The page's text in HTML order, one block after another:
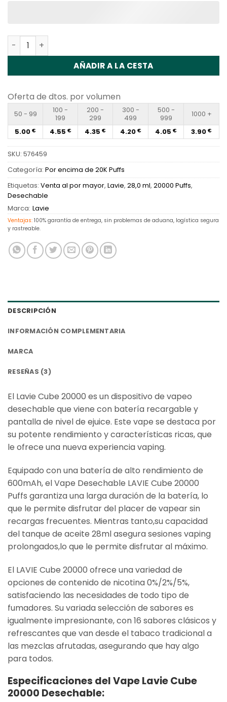
Cantidad Lavie Cube 20000 Puffs Disposable Vape
AÑADIR A LA CESTA
Oferta de dtos. por volumen
50 - 99
100 -
199
200 -
299
300 -
499
500 -
999
1000 +
5.00 € 4.55 € 4.35 € 4.20 € 4.05 € 3.90 €
SKU: 576459
Categoría: Por encima de 20K Puffs
Etiquetas: Venta al por mayor, Lavie, 28,0 ml, 20000 Puffs,
Desechable
Marca: Lavie
Ventajas: 100% garantía de entrega, sin problemas de aduana, logística segura
y rastreable.
DESCRIPCIÓN
INFORMACIÓN COMPLEMENTARIA
MARCA
RESEÑAS (3)
El Lavie Cube 20000 es un dispositivo de vapeo
desechable que viene con batería recargable y
pantalla de nivel de ejuice. Este vape se destaca por
su potente rendimiento y características ricas, que
le ofrece una nueva experiencia vaping.
Equipado con una batería de alto rendimiento de
600mAh, el Vape Desechable LAVIE Cube 20000
Puffs garantiza una larga duración de la batería, lo
que le permite disfrutar del placer de vapear sin
recargas frecuentes. Mientras tanto,su capacidad
del tanque de aceite 28ml asegura sesiones vaping
prolongados,lo que le permite disfrutar al máximo.
El LAVIE Cube 20000 ofrece una variedad de
opciones de contenido de nicotina 0%/2%/5%,
satisfaciendo las necesidades de todo tipo de
fumadores. Su variada selección de sabores es
igualmente impresionante, con 16 sabores clásicos y
refrescantes que van desde el tabaco tradicional a
las mezclas afrutadas, asegurando que hay algo
para todos.
Especificaciones del Vape Lavie Cube
20000 Desechable: